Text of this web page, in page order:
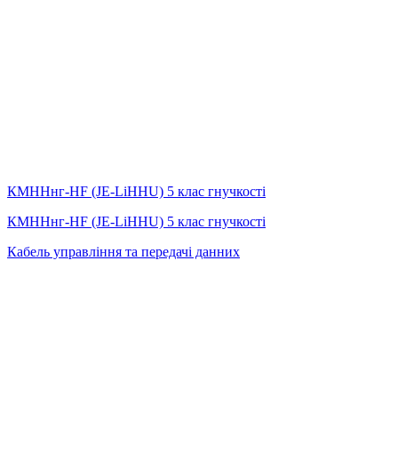
КМННнг-HF (JE-LiHНU) 5 клас гнучкості
КМННнг-HF (JE-LiHНU) 5 клас гнучкості
Кабель управління та передачі данних